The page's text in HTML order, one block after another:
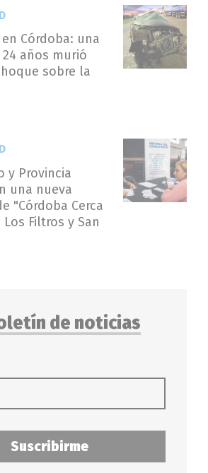
Córdoba: una
años murió
sobre la
y Provincia
una nueva
"Córdoba Cerca
Filtros y San
de noticias
Suscribirme